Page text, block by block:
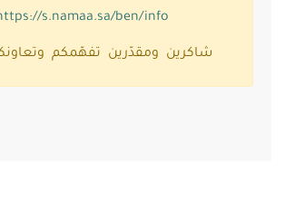
s.namaa.sa/ben/info
شاكرين ومقدّرين تفهّمكم